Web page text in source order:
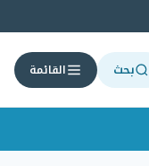
بحث القائمة